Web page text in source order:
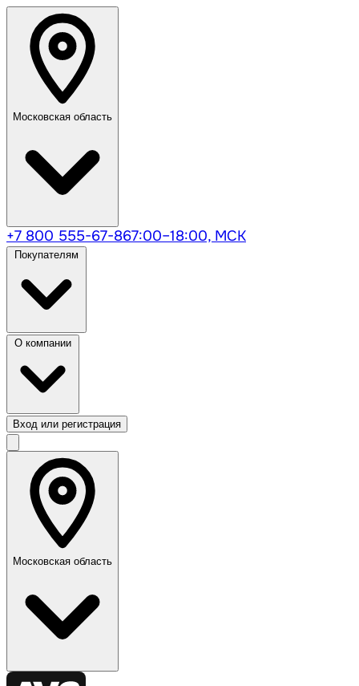
Московская область
+7 800 555-67-867:00–18:00, МСК
Вход или регистрация
Московская область